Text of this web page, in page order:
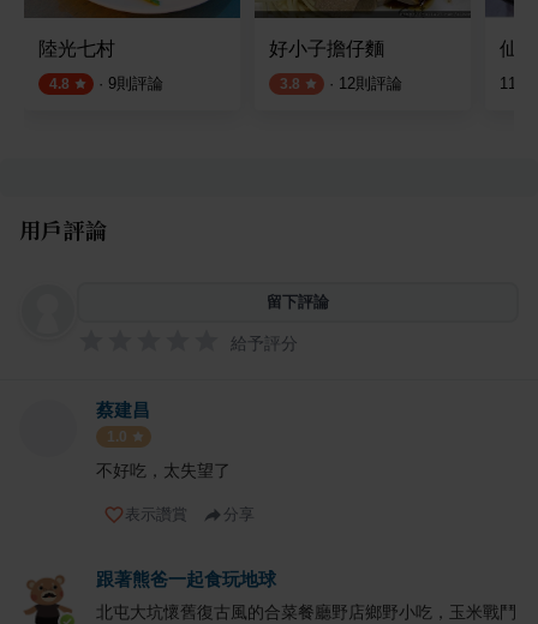
陸光七村
4.8 · 9則評論
好小子擔仔麵
3.8 · 12則評論
仙
11
用戶評論
留下評論
給予評分
蔡建昌
1.0
不好吃，太失望了
表示讚賞 分享
跟著熊爸一起食玩地球
北屯大坑懷舊復古風的合菜餐廳野店鄉野小吃，玉米戰鬥